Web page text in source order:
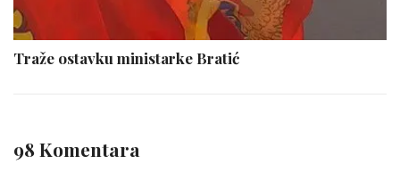
Traže ostavku ministarke Bratić
98 Komentara